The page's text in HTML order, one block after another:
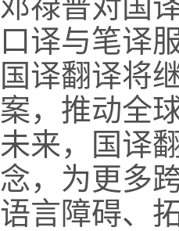
口译与笔译
国译翻译将
案，推动全
未来，国译
念，为更多
语言障碍、